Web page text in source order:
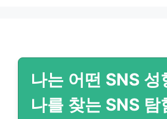
나는 어떤 SNS 성
나를 찾는 SNS 탐